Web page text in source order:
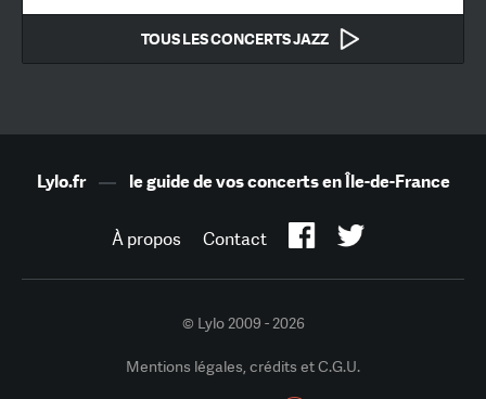
TOUS LES CONCERTS JAZZ
Lylo.fr— le guide de vos concerts en Île-de-France
À propos Contact
© Lylo 2009 - 2026
Mentions légales, crédits et C.G.U.